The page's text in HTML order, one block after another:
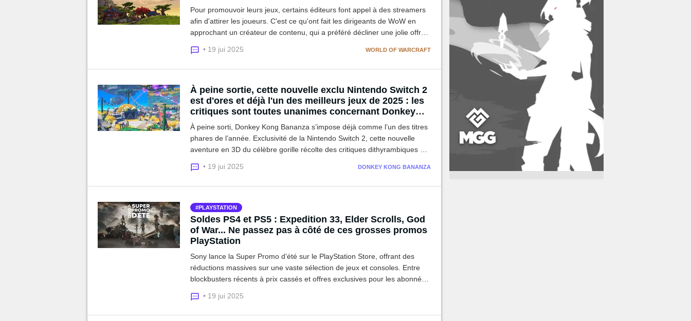
Pour promouvoir leurs jeux, certains éditeurs font appel à des streamers
afin d'attirer les joueurs. C'est ce qu'ont fait les dirigeants de WoW en
approchant un créateur de contenu, qui a préféré décliner une jolie offre
• 19 jui 2025 WORLD OF WARCRAFT
À peine sortie, cette nouvelle exclu Nintendo Switch 2
est d'ores et déjà l'un des meilleurs jeux de 2025 : les
critiques sont toutes unanimes concernant Donkey
Kong Bananza
À peine sorti, Donkey Kong Bananza s’impose déjà comme l’un des titres
phares de l’année. Exclusivité de la Nintendo Switch 2, cette nouvelle
aventure en 3D du célèbre gorille récolte des critiques dithyrambiques et
• 19 jui 2025 DONKEY KONG BANANZA
PLAYSTATION
Soldes PS4 et PS5 : Expedition 33, Elder Scrolls, God
of War... Ne passez pas à côté de ces grosses promos
PlayStation
Sony lance la Super Promo d’été sur le PlayStation Store, offrant des
réductions massives sur une vaste sélection de jeux et consoles. Entre
blockbusters récents à prix cassés et offres exclusives pour les abonnés
intéressantes.
• 19 jui 2025